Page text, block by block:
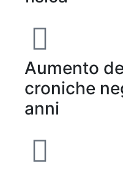
Aumento
croniche
anni